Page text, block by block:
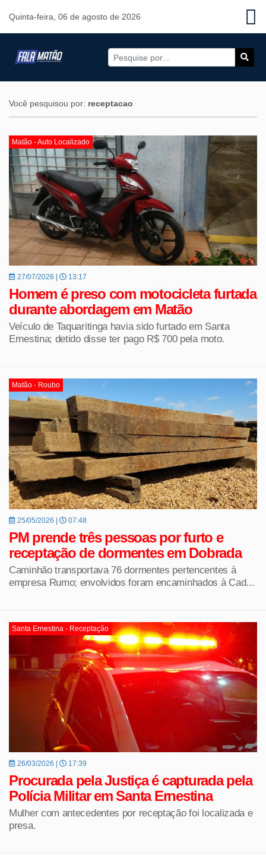
Quinta-feira, 06 de agosto de 2026
Você pesquisou por: receptacao
Matão - Auto Localizado
27/07/2026 | 13:17
Homem é preso com motocicleta furtada
durante abordagem em Matão
Veículo de Taquaritinga havia sido furtado em Santa
Ernestina; detido disse ter pago R$ 700 pela moto.
Matão - Roubo
25/05/2026 | 07:48
PM prende três pessoas por furto e
receptação de dormentes em Dobrada
Caminhão transportava 76 dormentes pertencentes à
empresa Rumo; envolvidos foram encaminhados à Cad...
Santa Ernestina - Receptação
26/03/2026 | 17:39
Procurada pela Justiça é capturada pela
Polícia Militar em Santa Ernestina
Mulher com antecedentes por receptação foi localizada e
presa.